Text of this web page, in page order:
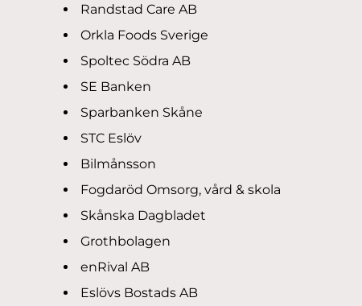
Randstad Care AB
Orkla Foods Sverige
Spoltec Södra AB
SE Banken
Sparbanken Skåne
STC Eslöv
Bilmånsson
Fogdaröd Omsorg, vård & skola
Skånska Dagbladet
Grothbolagen
enRival AB
Eslövs Bostads AB